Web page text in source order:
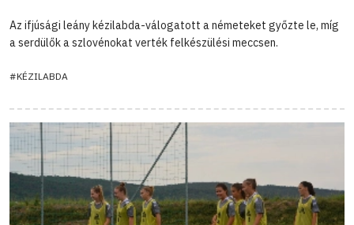
Az ifjúsági leány kézilabda-válogatott a németeket győzte le, míg
a serdülők a szlovénokat verték felkészülési meccsen.
#KÉZILABDA